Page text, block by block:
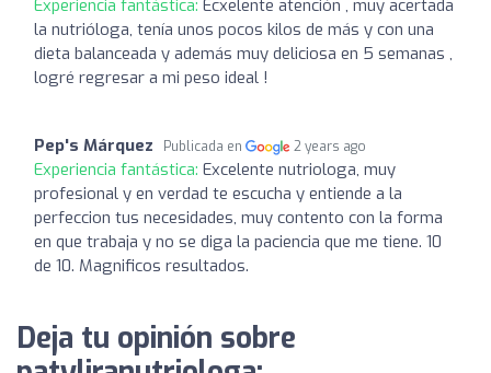
Experiencia fantástica: Ecxelente atención , muy acertada
la nutrióloga, tenía unos pocos kilos de más y con una
dieta balanceada y además muy deliciosa en 5 semanas ,
logré regresar a mi peso ideal !
Pep's Márquez Publicada en 2 years ago
Experiencia fantástica: Excelente nutriologa, muy
profesional y en verdad te escucha y entiende a la
perfeccion tus necesidades, muy contento con la forma
en que trabaja y no se diga la paciencia que me tiene. 10
de 10. Magnificos resultados.
Deja tu opinión sobre